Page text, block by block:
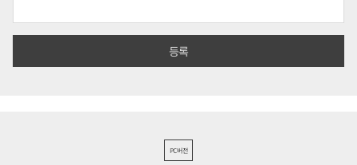
PC버전